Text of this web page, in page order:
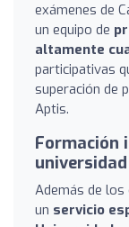
exámenes de
un equipo de
altamente
participativas
superación de
Aptis.
Formación
universidad
Además de los
un servicio